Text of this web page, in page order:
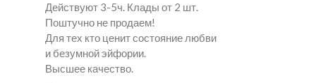
Действуют 3-5ч. Клады от 2 шт.
Поштучно не продаем!
Для тех кто ценит состояние любви
и безумной эйфории.
Высшее качество.